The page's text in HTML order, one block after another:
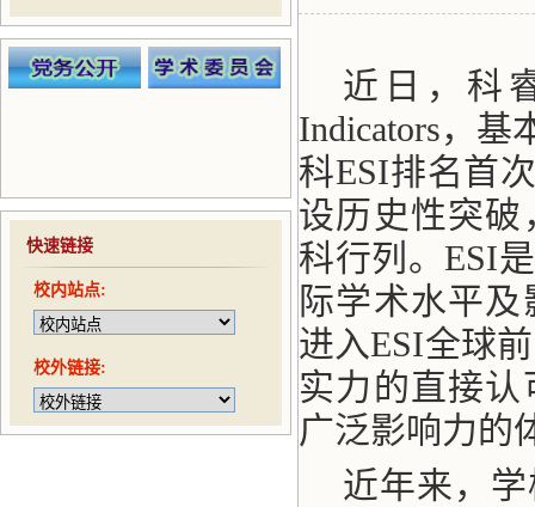
快速链接
校内站点:
校外链接:
近日，科
Indicators，
科ESI排名首
设历史性突
科行列。ESI
际学术水平
进入ESI全球
实力的直接
广泛影响力的
近年来，